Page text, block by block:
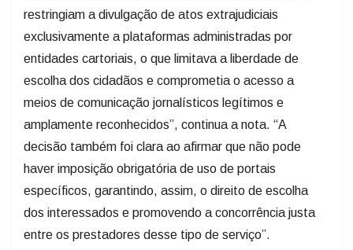
restringiam a divulgação de atos extrajudiciais
exclusivamente a plataformas administradas por
entidades cartoriais, o que limitava a liberdade de
escolha dos cidadãos e comprometia o acesso a
meios de comunicação jornalísticos legítimos e
amplamente reconhecidos”, continua a nota. “A
decisão também foi clara ao afirmar que não pode
haver imposição obrigatória de uso de portais
específicos, garantindo, assim, o direito de escolha
dos interessados e promovendo a concorrência justa
entre os prestadores desse tipo de serviço”.